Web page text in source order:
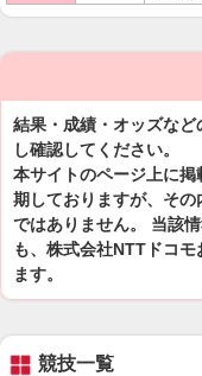
結果・成績・オッズな
し確認してください。
本サイトのページ上に
期しておりますが、そ
ではありません。 当該
も、株式会社NTTドコ
ます。
競技一覧